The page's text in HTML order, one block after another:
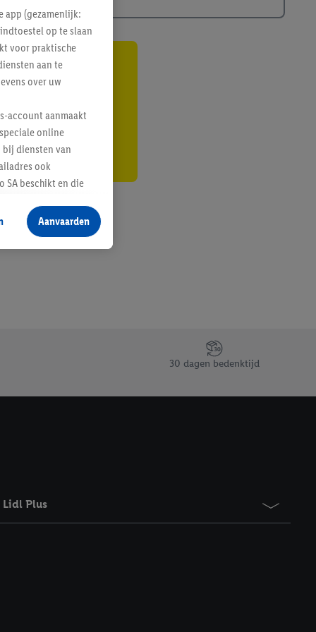
30 dagen bedenktijd
Lidl Plus
app (gezamenlijk:
op te slaan
voor praktische
aan te
over uw
account aanmaakt
online
diensten van
ook
SA beschikt en die
producten waarin
maar het
als er met behulp
Aanvaarden